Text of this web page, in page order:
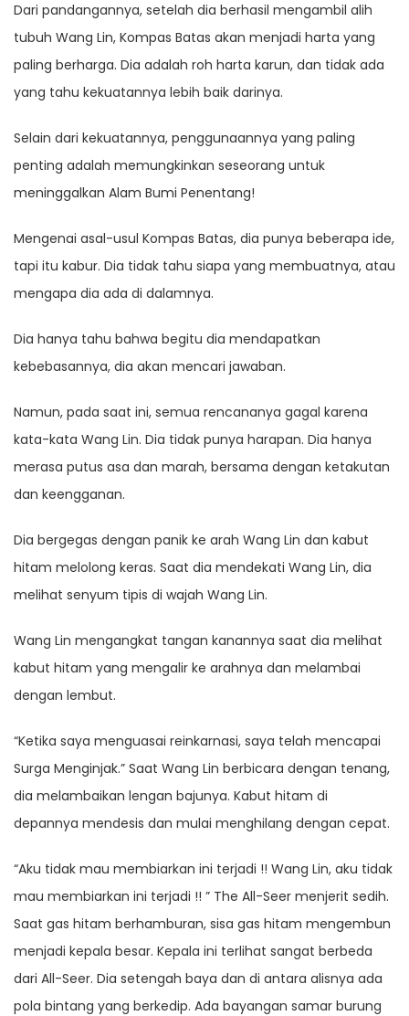
Dari pandangannya, setelah dia berhasil mengambil alih
tubuh Wang Lin, Kompas Batas akan menjadi harta yang
paling berharga. Dia adalah roh harta karun, dan tidak ada
yang tahu kekuatannya lebih baik darinya.
Selain dari kekuatannya, penggunaannya yang paling
penting adalah memungkinkan seseorang untuk
meninggalkan Alam Bumi Penentang!
Mengenai asal-usul Kompas Batas, dia punya beberapa ide,
tapi itu kabur. Dia tidak tahu siapa yang membuatnya, atau
mengapa dia ada di dalamnya.
Dia hanya tahu bahwa begitu dia mendapatkan
kebebasannya, dia akan mencari jawaban.
Namun, pada saat ini, semua rencananya gagal karena
kata-kata Wang Lin. Dia tidak punya harapan. Dia hanya
merasa putus asa dan marah, bersama dengan ketakutan
dan keengganan.
Dia bergegas dengan panik ke arah Wang Lin dan kabut
hitam melolong keras. Saat dia mendekati Wang Lin, dia
melihat senyum tipis di wajah Wang Lin.
Wang Lin mengangkat tangan kanannya saat dia melihat
kabut hitam yang mengalir ke arahnya dan melambai
dengan lembut.
“Ketika saya menguasai reinkarnasi, saya telah mencapai
Surga Menginjak.” Saat Wang Lin berbicara dengan tenang,
dia melambaikan lengan bajunya. Kabut hitam di
depannya mendesis dan mulai menghilang dengan cepat.
“Aku tidak mau membiarkan ini terjadi !! Wang Lin, aku tidak
mau membiarkan ini terjadi !! ” The All-Seer menjerit sedih.
Saat gas hitam berhamburan, sisa gas hitam mengembun
menjadi kepala besar. Kepala ini terlihat sangat berbeda
dari All-Seer. Dia setengah baya dan di antara alisnya ada
pola bintang yang berkedip. Ada bayangan samar burung